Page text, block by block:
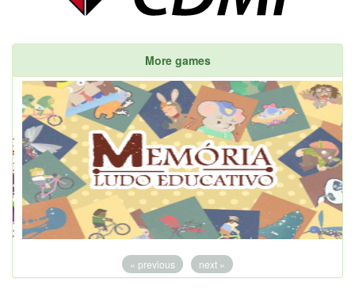
More games
« previous next »